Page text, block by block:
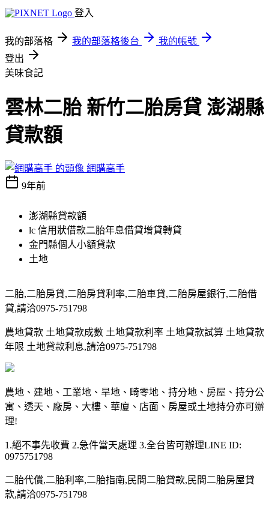
登入
我的部落格 我的部落格後台
我的帳號
登出
美味食記
雲林二胎 新竹二胎房貸 澎湖縣
貸款額
網購高手
9年前
澎湖縣貸款額
lc 信用狀借款二胎年息借貸增貸轉貸
金門縣個人小額貸款
土地
二胎,二胎房貸,二胎房貸利率,二胎車貸,二胎房屋銀行,二胎借
貸,請洽0975-751798
農地貸款 土地貸款成數 土地貸款利率 土地貸款試算 土地貸款
年限 土地貸款利息,請洽0975-751798
農地、建地、工業地、旱地、畸零地、持分地、房屋、持分公
寓、透天、廠房、大樓、華廈、店面、房屋或土地持分亦可辦
理!
1.絕不事先收費 2.急件當天處理 3.全台皆可辦理LINE ID:
0975751798
二胎代償,二胎利率,二胎指南,民間二胎貸款,民間二胎房屋貸
款,請洽0975-751798